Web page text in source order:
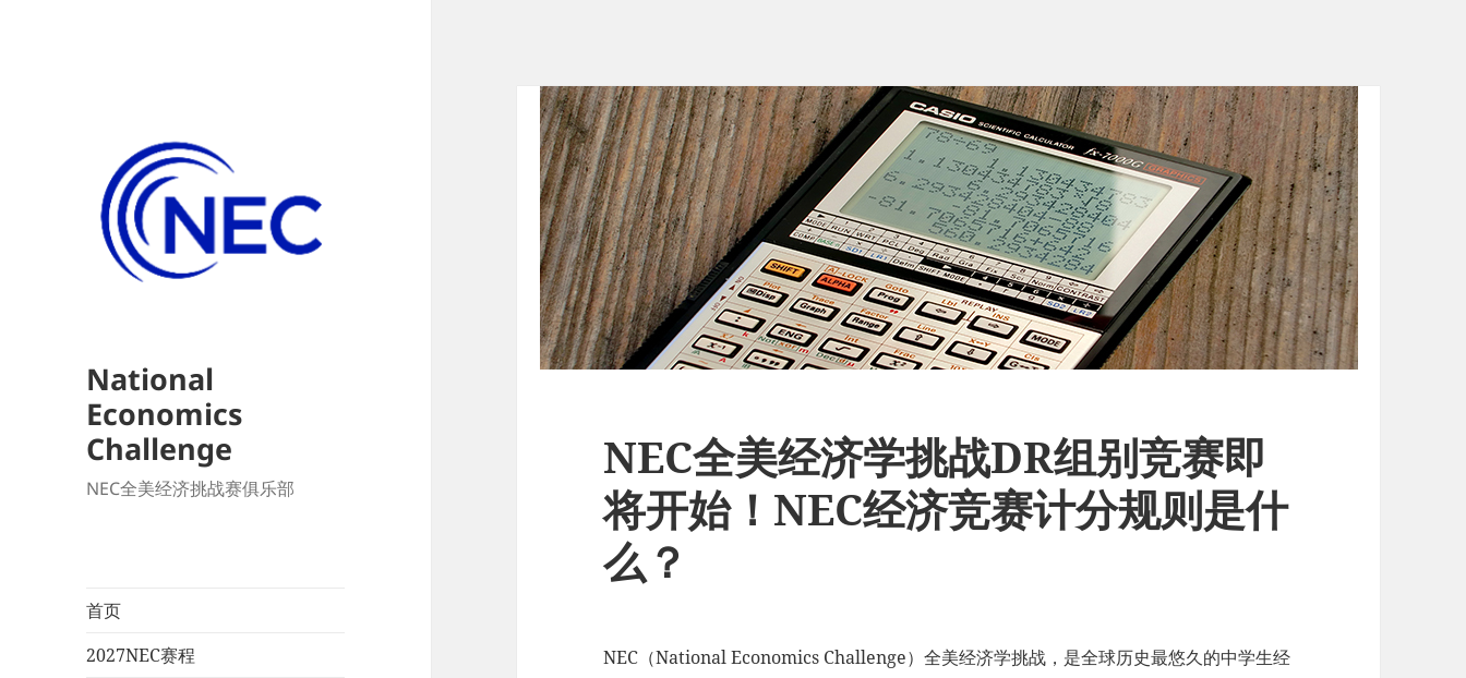
National
Economics
Challenge
NEC全美经济挑战赛俱乐部
首页
2027NEC赛程
NEC全美经济学挑战DR组别竞赛即
将开始！NEC经济竞赛计分规则是什
么？
NEC（National Economics Challenge）全美经济学挑战，是全球历史最悠久的中学生经